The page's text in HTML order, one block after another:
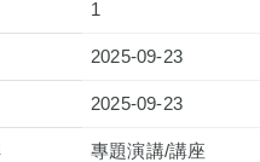
1
2025-09-23
2025-09-23
專題演講/講座